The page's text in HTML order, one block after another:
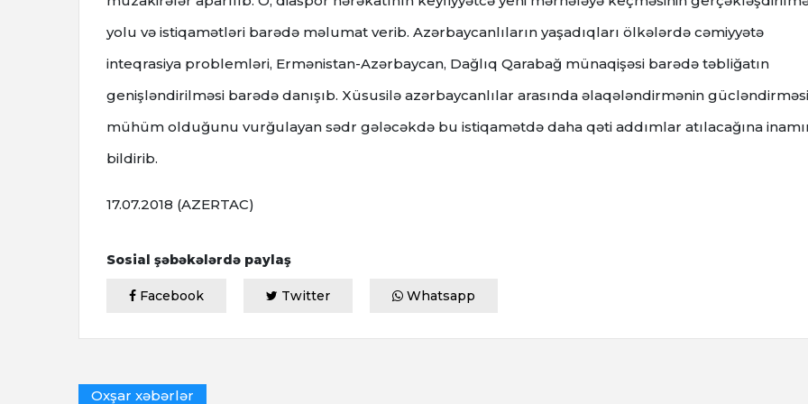
yolu və istiqamətləri barədə məlumat verib. Azərbaycanlıların yaşadıqları ölkələrdə cəmiyyətə
inteqrasiya problemləri, Ermənistan-Azərbaycan, Dağlıq Qarabağ münaqişəsi barədə təbliğatın
genişləndirilməsi barədə danışıb. Xüsusilə azərbaycanlılar arasında əlaqələndirmənin
mühüm olduğunu vurğulayan sədr gələcəkdə bu istiqamətdə daha qəti addımlar atılacağına
bildirib.
17.07.2018 (AZERTAC)
Sosial şəbəkələrdə paylaş
Facebook Twitter Whatsapp
Oxşar xəbərlər